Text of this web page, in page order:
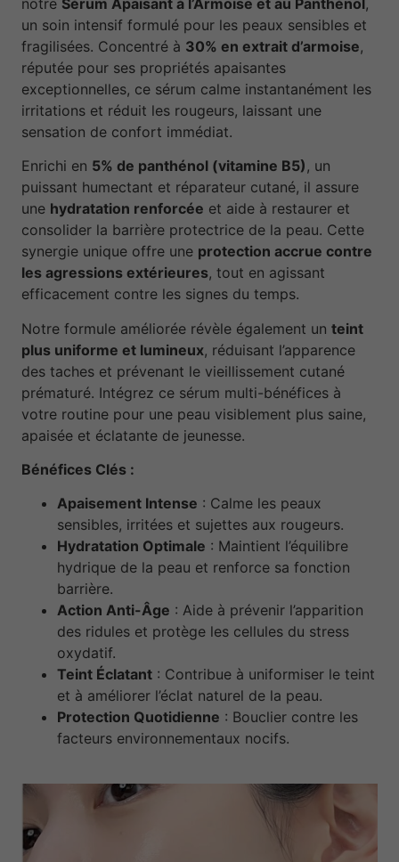
un soin intensif formulé pour les peaux sensibles et
fragilisées. Concentré à 30% en extrait d’armoise,
réputée pour ses propriétés apaisantes
exceptionnelles, ce sérum calme instantanément les
irritations et réduit les rougeurs, laissant une
sensation de confort immédiat.
Enrichi en 5% de panthénol (vitamine B5), un
puissant humectant et réparateur cutané, il assure
une hydratation renforcée et aide à restaurer et
consolider la barrière protectrice de la peau. Cette
synergie unique offre une protection accrue contre
les agressions extérieures, tout en agissant
efficacement contre les signes du temps.
Notre formule améliorée révèle également un teint
plus uniforme et lumineux, réduisant l’apparence
des taches et prévenant le vieillissement cutané
prématuré. Intégrez ce sérum multi-bénéfices à
votre routine pour une peau visiblement plus saine,
apaisée et éclatante de jeunesse.
Bénéfices Clés :
Apaisement Intense : Calme les peaux
sensibles, irritées et sujettes aux rougeurs.
Hydratation Optimale : Maintient l’équilibre
hydrique de la peau et renforce sa fonction
barrière.
Action Anti-Âge : Aide à prévenir l’apparition
des ridules et protège les cellules du stress
oxydatif.
Teint Éclatant : Contribue à uniformiser le teint
et à améliorer l’éclat naturel de la peau.
Protection Quotidienne : Bouclier contre les
facteurs environnementaux nocifs.